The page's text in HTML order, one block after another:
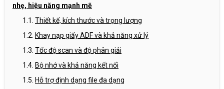
nhẹ, hiệu năng mạnh mẽ
Thiết kế, kích thước và trọng lượng
Khay nạp giấy ADF và khả năng xử lý
Tốc độ scan và độ phân giải
Bộ nhớ và khả năng kết nối
Hỗ trợ định dạng file đa dạng